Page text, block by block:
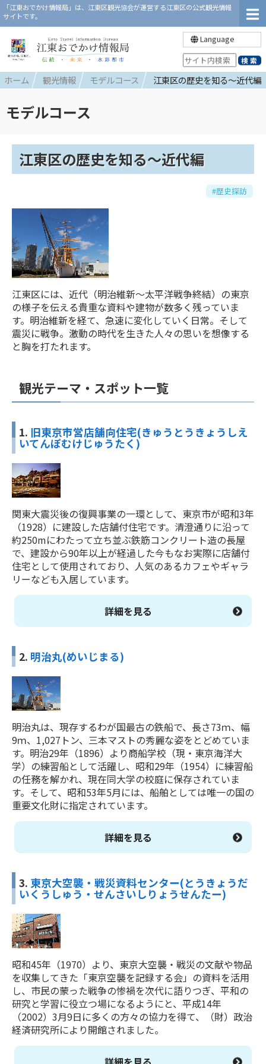
「江東おでかけ情報局」は、江東区観光協会が運営する江東区の公式観光情報
サイトです。
Language
ホーム 観光情報 モデルコース 江東区の歴史を知る～近代編
モデルコース
江東区の歴史を知る～近代編
#歴史探訪
江東区には、近代（明治維新～太平洋戦争終結）の東京
の様子を伝える貴重な資料や建物が数多く残っていま
す。明治維新を経て、急速に変化していく日常。そして
震災に戦争。激動の時代を生きた人々の思いを想像する
と胸を打たれます。
観光テーマ・スポット一覧
1. 旧東京市営店舗向住宅(きゅうとうきょうしえ
いてんぽむけじゅうたく)
関東大震災後の復興事業の一環として、東京市が昭和3年
（1928）に建設した店舗付住宅です。清澄通りに沿って
約250mにわたって立ち並ぶ鉄筋コンクリート造の長屋
で、建設から90年以上が経過した今もなお実際に店舗付
住宅として使用されており、人気のあるカフェやギャラ
リーなども入居しています。
詳細を見る
2. 明治丸(めいじまる)
明治丸は、現存するわが国最古の鉄船で、長さ73ｍ、幅
9ｍ、1,027トン、三本マストの秀麗な姿をとどめていま
す。明治29年（1896）より商船学校（現・東京海洋大
学）の練習船として活躍し、昭和29年（1954）に練習船
の任務を解かれ、現在同大学の校庭に保存されていま
す。そして、昭和53年5月には、船舶としては唯一の国の
重要文化財に指定されています。
詳細を見る
3. 東京大空襲・戦災資料センター(とうきょうだ
いくうしゅう・せんさいしりょうせんたー)
昭和45年（1970）より、東京大空襲・戦災の文献や物品
を収集してきた「東京空襲を記録する会」の資料を活用
し、市民の蒙った戦争の惨禍を次代に語りつぎ、平和の
研究と学習に役立つ場になるようにと、平成14年
（2002）3月9日に多くの方々の協力を得て、（財）政治
経済研究所により開館されました。